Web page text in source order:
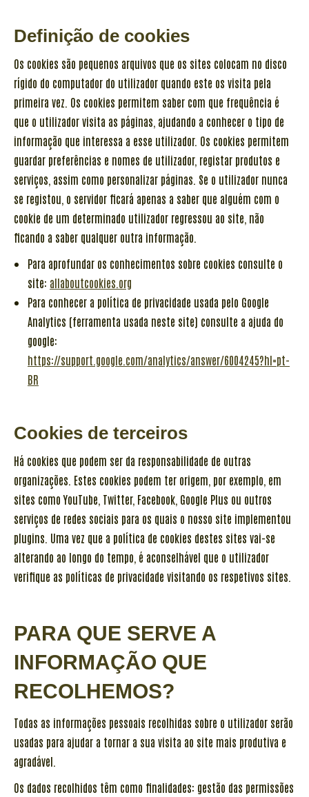
Definição de cookies
Os cookies são pequenos arquivos que os sites colocam no disco
rígido do computador do utilizador quando este os visita pela
primeira vez. Os cookies permitem saber com que frequência é
que o utilizador visita as páginas, ajudando a conhecer o tipo de
informação que interessa a esse utilizador. Os cookies permitem
guardar preferências e nomes de utilizador, registar produtos e
serviços, assim como personalizar páginas. Se o utilizador nunca
se registou, o servidor ficará apenas a saber que alguém com o
cookie de um determinado utilizador regressou ao site, não
ficando a saber qualquer outra informação.
Para aprofundar os conhecimentos sobre cookies consulte o
site: allaboutcookies.org
Para conhecer a política de privacidade usada pelo Google
Analytics (ferramenta usada neste site) consulte a ajuda do
google:
https://support.google.com/analytics/answer/6004245?hl=pt-
BR
Cookies de terceiros
Há cookies que podem ser da responsabilidade de outras
organizações. Estes cookies podem ter origem, por exemplo, em
sites como YouTube, Twitter, Facebook, Google Plus ou outros
serviços de redes sociais para os quais o nosso site implementou
plugins. Uma vez que a política de cookies destes sites vai-se
alterando ao longo do tempo, é aconselhável que o utilizador
verifique as políticas de privacidade visitando os respetivos sites.
PARA QUE SERVE A
INFORMAÇÃO QUE
RECOLHEMOS?
Todas as informações pessoais recolhidas sobre o utilizador serão
usadas para ajudar a tornar a sua visita ao site mais produtiva e
agradável.
Os dados recolhidos têm como finalidades: gestão das permissões